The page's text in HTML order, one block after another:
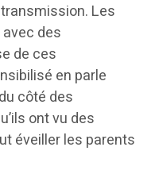
Les
des
de ces
en parle
côté des
ont vu des
éveiller les parents